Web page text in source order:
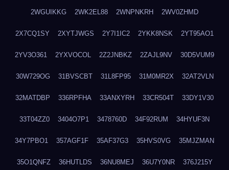
2WGUIKKG 2WK2EL88 2WNPNKRH 2WV0ZHMD
2X7CQ1SY 2XYTJWGS 2Y7I1IC2 2YKK8NSK 2YT95AO1
2YV3O361 2YXVOCOL 2Z2JNBKZ 2ZAJL9NV 30D5VUM9
30W729OG 31BVSCBT 31L8FP95 31M0MR2X 32AT2VLN
32MATDBP 336RPFHA 33ANXYRH 33CR504T 33DY1V30
33T04ZZ0 3404O7P1 3478760D 34F92RUM 34HYUF3N
34Y7PBO1 357AGF1F 35AF37G3 35HVS0VG 35MJZMAN
35O1QNFZ 36HUTLDS 36NU8MEJ 36U7Y0NR 376J215Y